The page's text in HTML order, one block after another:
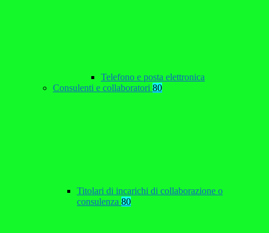
Telefono e posta elettronica
Consulenti e collaboratori 80
Titolari di incarichi di collaborazione o
consulenza 80